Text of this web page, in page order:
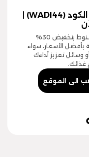
كود خصم لايف فارمسي | رمز الكود (WADI44) |
بفضل كود خصم لايف فارمسي المنوط بتخفيض 30%
الأسعار، سواء
وسائل تعزيز أداءك
غذائك.
الى الموقع